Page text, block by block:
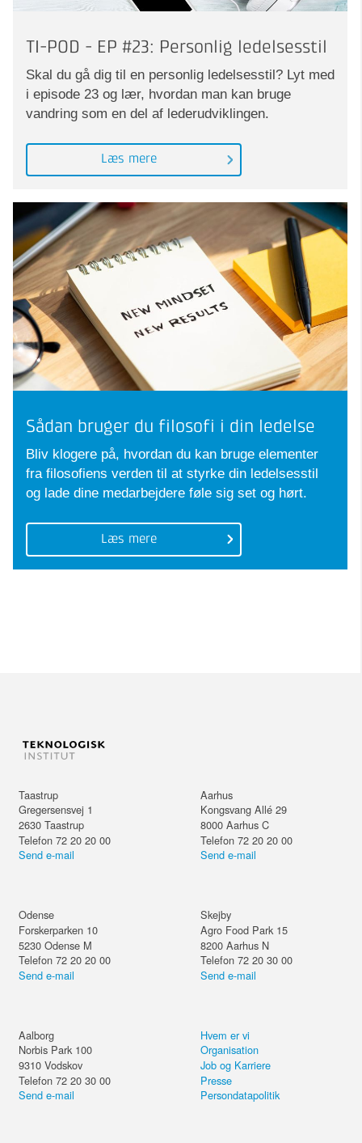
TI-POD - EP #23: Personlig ledelsesstil
Skal du gå dig til en personlig ledelsesstil? Lyt med
i episode 23 og lær, hvordan man kan bruge
vandring som en del af lederudviklingen.
Læs mere
Sådan bruger du filosofi i din ledelse
Bliv klogere på, hvordan du kan bruge elementer
fra filosofiens verden til at styrke din ledelsesstil
og lade dine medarbejdere føle sig set og hørt.
Læs mere
Taastrup
Gregersensvej 1
2630 Taastrup
Telefon 72 20 20 00
Send e-mail
Aarhus
Kongsvang Allé 29
8000 Aarhus C
Telefon 72 20 20 00
Send e-mail
Odense
Forskerparken 10
5230 Odense M
Telefon 72 20 20 00
Send e-mail
Skejby
Agro Food Park 15
8200 Aarhus N
Telefon 72 20 30 00
Send e-mail
Aalborg
Norbis Park 100
9310 Vodskov
Telefon 72 20 30 00
Send e-mail
Hvem er vi
Organisation
Job og Karriere
Presse
Persondatapolitik